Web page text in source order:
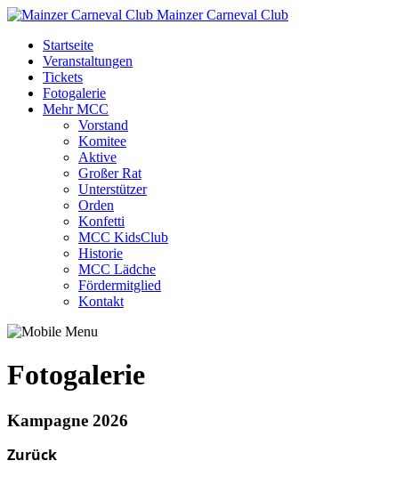
Mainzer Carneval Club
Startseite
Veranstaltungen
Tickets
Fotogalerie
Mehr MCC
Vorstand
Komitee
Aktive
Großer Rat
Unterstützer
Orden
Konfetti
MCC KidsClub
Historie
MCC Lädche
Fördermitglied
Kontakt
Fotogalerie
Kampagne 2026
Zurück